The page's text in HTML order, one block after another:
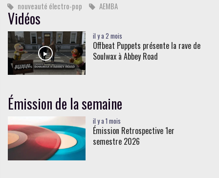
nouveauté électro-pop AEMBA
Vidéos
il y a 2 mois
Offbeat Puppets présente la rave de
Soulwax à Abbey Road
Émission de la semaine
il y a 1 mois
Émission Retrospective 1er
semestre 2026